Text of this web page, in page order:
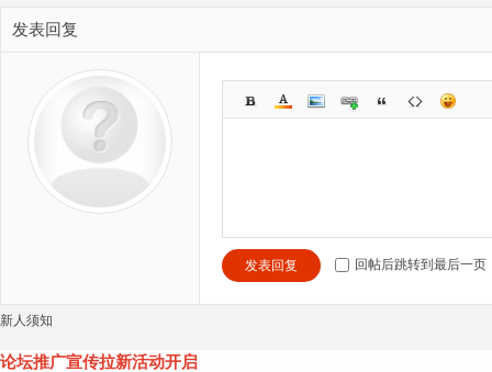
发表回复
发表回复 回帖后跳转到最后一页
新人须知
论坛推广宣传拉新活动开启